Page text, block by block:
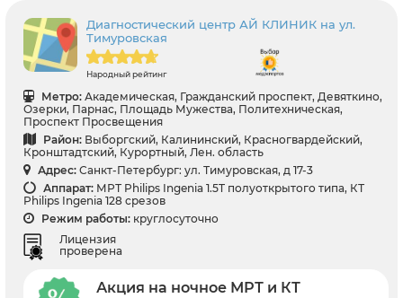
Диагностический центр АЙ КЛИНИК на ул.
Тимуровская
Народный рейтинг
Метро: Академическая, Гражданский проспект, Девяткино,
Озерки, Парнас, Площадь Мужества, Политехническая,
Проспект Просвещения
Район: Выборгский, Калининский, Красногвардейский,
Кронштадтский, Курортный, Лен. область
Адрес: Санкт-Петербург: ул. Тимуровская, д 17-3
Аппарат: МРТ Philips Ingenia 1.5T полуоткрытого типа, КТ
Philips Ingenia 128 срезов
Режим работы: круглосуточно
Лицензия
проверена
Акция на ночное МРТ и КТ